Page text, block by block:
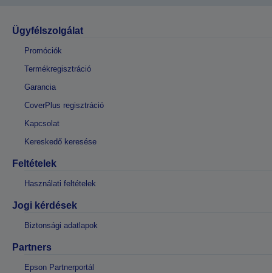
Ügyfélszolgálat
Promóciók
Termékregisztráció
Garancia
CoverPlus regisztráció
Kapcsolat
Kereskedő keresése
Feltételek
Használati feltételek
Jogi kérdések
Biztonsági adatlapok
Partners
Epson Partnerportál